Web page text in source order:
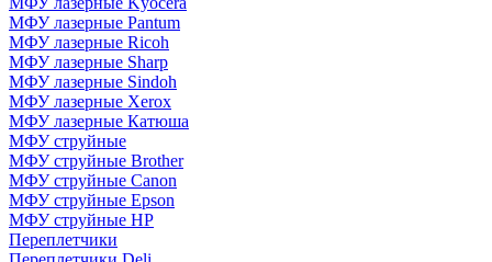
МФУ лазерные Pantum
МФУ лазерные Ricoh
МФУ лазерные Sharp
МФУ лазерные Sindoh
МФУ лазерные Xerox
МФУ лазерные Катюша
МФУ струйные
МФУ струйные Brother
МФУ струйные Canon
МФУ струйные Epson
МФУ струйные HP
Переплетчики